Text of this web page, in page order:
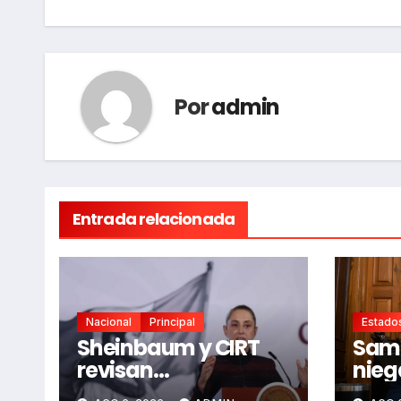
entradas
Poradmin
Entrada relacionada
Nacional Principal
Sheinbaum y CIRT
revisan
lineamientos de y